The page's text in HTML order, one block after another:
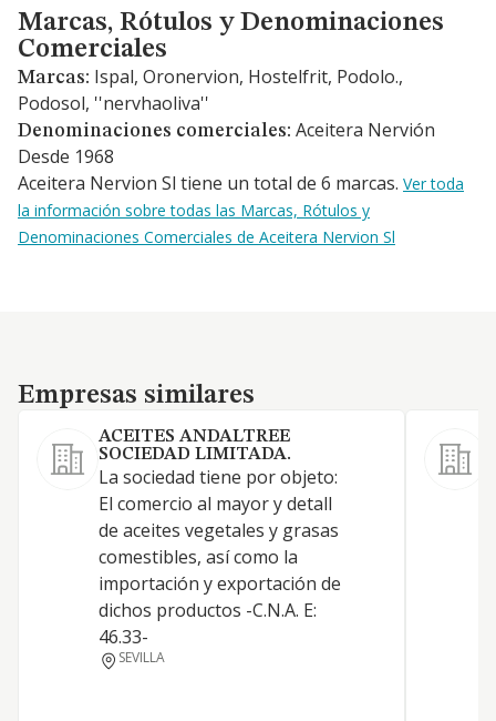
Marcas, Rótulos y Denominaciones Comerciales
Marcas, Rótulos y Denominaciones
Comerciales
Marcas: Ispal, Oronervion, Hostelfrit, Podolo.,
Podosol, ''nervhaoliva''
Denominaciones comerciales: Aceitera Nervión
Desde 1968
Aceitera Nervion Sl tiene un total de 6 marcas. Ver toda
la información sobre todas las Marcas, Rótulos y
Denominaciones Comerciales de Aceitera Nervion Sl
Empresas similares
Empresas similares
ACEITES ANDALTREE
SOCIEDAD LIMITADA.
La sociedad tiene por objeto:
El comercio al mayor y detall
de aceites vegetales y grasas
comestibles, así como la
importación y exportación de
dichos productos -C.N.A. E:
46.33-
SEVILLA